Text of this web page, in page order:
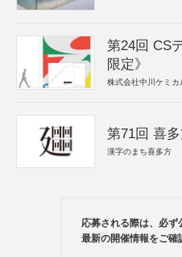
第24回 CS
限定》
株式会社中川ケミカ
第71回 喜
漢字のまち喜多方
応募される際は、必ず
最新の開催情報をご確